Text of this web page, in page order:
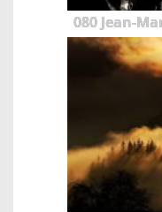
080 Jean-